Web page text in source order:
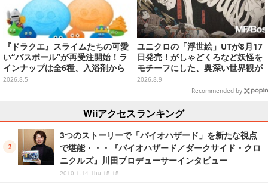
『ドラクエ』スライムたちの可愛
い“バスボール”が再受注開始！ラ
インナップは全6種、入浴剤から
モンスターのフィギュアが出てく
2026.8.5
ユニクロの「浮世絵」UTが8月17
日発売！がしゃどくろなど妖怪を
モチーフにした、奥深い世界観が
最高にオシャレ
2026.8.9
Recommended by
Wiiアクセスランキング
3つのストーリーで「バイオハザード」を新たな視点
で堪能・・・『バイオハザード／ダークサイド・クロ
ニクルズ』川田プロデューサーインタビュー
2010.1.14 Thu 15:15